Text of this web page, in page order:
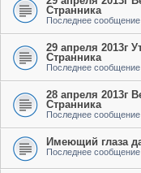
Странника
Последнее сообщение
29 апреля 2013г
Странника
Последнее сообщение
28 апреля 2013г
Странника
Последнее сообщение
Имеющий глаза
Последнее сообщение